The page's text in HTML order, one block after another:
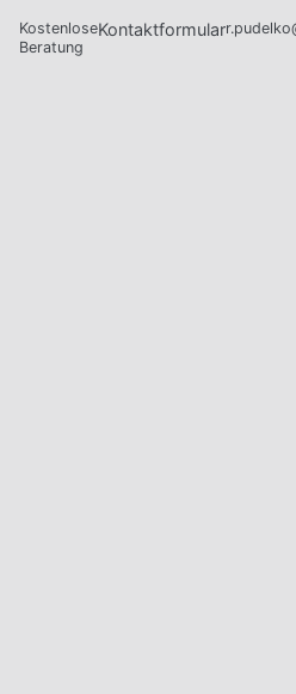
Kostenlose
Beratung
Kontaktformular